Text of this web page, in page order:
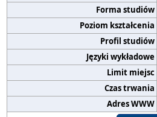
Forma studiów
Poziom kształcenia
Profil studiów
Języki wykładowe
Limit miejsc
Czas trwania
Adres WWW